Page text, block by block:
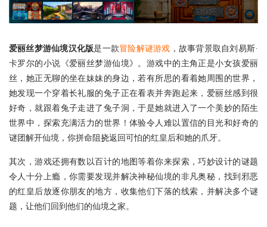
爱丽丝梦游仙境汉化版是一款冒险解谜游戏 ，故事背景取自刘易斯·
卡罗尔的小说《爱丽丝梦游仙境》。游戏中的主角正是小女孩爱丽
丝，她正无聊的坐在妹妹的身边，若有所思的看着她周围的世界，
她发现一个穿着长礼服的兔子正在看表并奔跑起来，爱丽丝感到很
好奇，就跟着兔子走进了兔子洞，于是她就进入了一个美妙的陌生
世界中，探索充满活力的世界！体验令人难以置信的目光和好奇的
谜团解开仙境，你拼命阻挠返回可怕的红皇后和她的爪牙。
其次，游戏还拥有数以百计的地图等着你来探索，巧妙设计的谜题
令人十分上瘾，你需要发现并解决神秘仙境的非凡奥秘，找到邪恶
的红皇后放逐你朋友的地方，收集他们下落的线索，并解决多个谜
题，让他们回到他们的仙境之家。